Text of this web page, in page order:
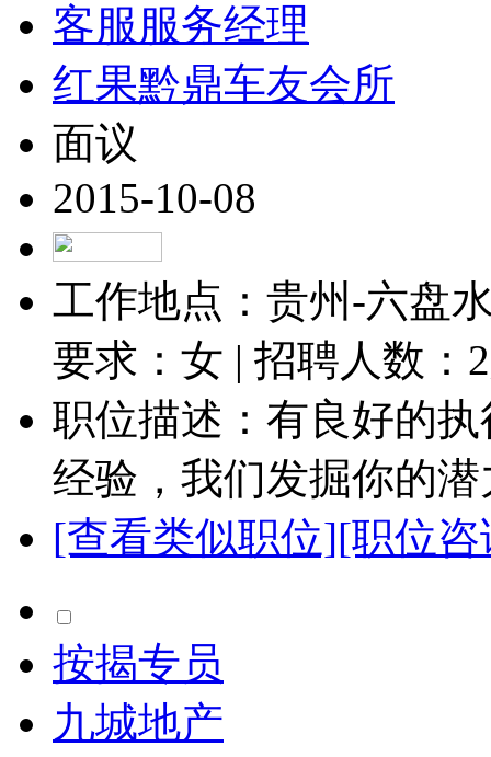
客服服务经理
红果黔鼎车友会所
面议
2015-10-08
工作地点：贵州-六盘
要求：女 | 招聘人数： 2
职位描述：有良好的
经验，我们发掘你的潜
[查看类似职位][职位
按揭专员
九城地产